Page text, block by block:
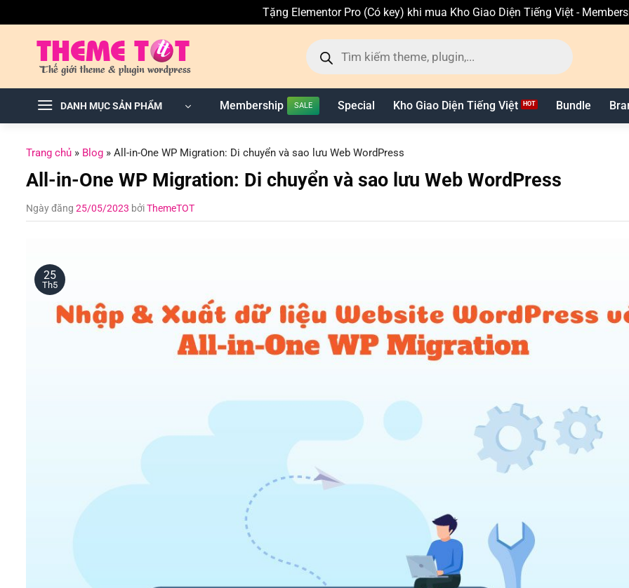
Tặng Elementor Pro (Có key) khi mua Kho Giao Diện Tiếng Việt -
Tìm
kiếm
sản
phẩm
DANH MỤC SẢN PHẨM Membership Special Kho Giao Diện Tiếng Việt Bundle
Trang chủ » Blog » All-in-One WP Migration: Di chuyển và sao lưu Web WordPress
All-in-One WP Migration: Di chuyển và sao lưu Web WordPress
Ngày đăng 25/05/2023 bởiThemeTOT
25
Th5